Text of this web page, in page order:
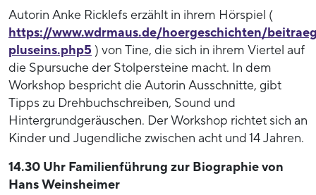
Autorin Anke Ricklefs erzählt in ihrem Hörspiel (
https://www.wdrmaus.de/hoergeschichten/
pluseins.php5 ) von Tine, die sich in ihrem Viertel auf
die Spursuche der Stolpersteine macht. In dem
Workshop bespricht die Autorin Ausschnitte, gibt
Tipps zu Drehbuchschreiben, Sound und
Hintergrundgeräuschen. Der Workshop richtet sich an
Kinder und Jugendliche zwischen acht und 14 Jahren.
14.30 Uhr Familienführung zur Biographie von
Hans Weinsheimer